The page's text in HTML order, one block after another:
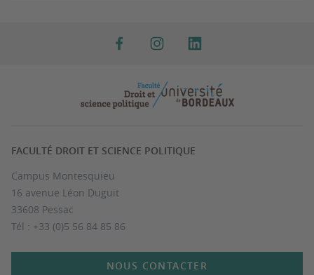
FACULTÉ DROIT ET SCIENCE POLITIQUE
Campus Montesquieu
16 avenue Léon Duguit
33608 Pessac
Tél : +33 (0)5 56 84 85 86
NOUS CONTACTER